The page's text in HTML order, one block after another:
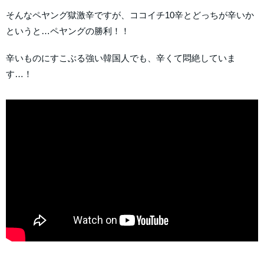
そんなペヤング獄激辛ですが、ココイチ10辛とどっちが辛いか
というと…ペヤングの勝利！！
辛いものにすこぶる強い韓国人でも、辛くて悶絶していま
す…！